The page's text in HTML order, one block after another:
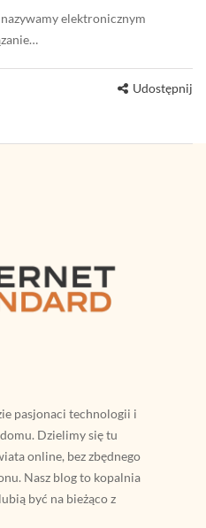
elektronicznym
Udostępnij
pasjonaci technologii i
Dzielimy się tu
online, bez zbędnego
Nasz blog to kopalnia
być na bieżąco z